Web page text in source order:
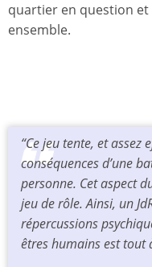
quartier en question et
ensemble.
“Ce jeu tente, et assez
conséquences d’une
personne. Cet aspect
jeu de rôle. Ainsi, un
répercussions
êtres humains est tout